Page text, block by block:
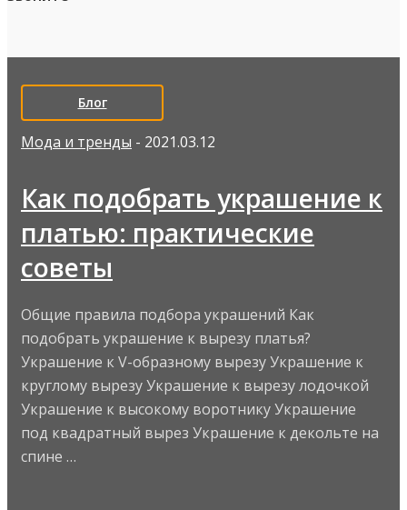
Блог
Мода и тренды - 2021.03.12
Как подобрать украшение к
платью: практические
советы
Общие правила подбора украшений Как
подобрать украшение к вырезу платья?
Украшение к V-образному вырезу Украшение к
круглому вырезу Украшение к вырезу лодочкой
Украшение к высокому воротнику Украшение
под квадратный вырез Украшение к декольте на
спине …